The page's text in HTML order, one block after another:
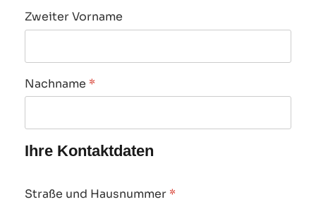
Zweiter Vorname
Nachname *
Ihre Kontaktdaten
Straße und Hausnummer *